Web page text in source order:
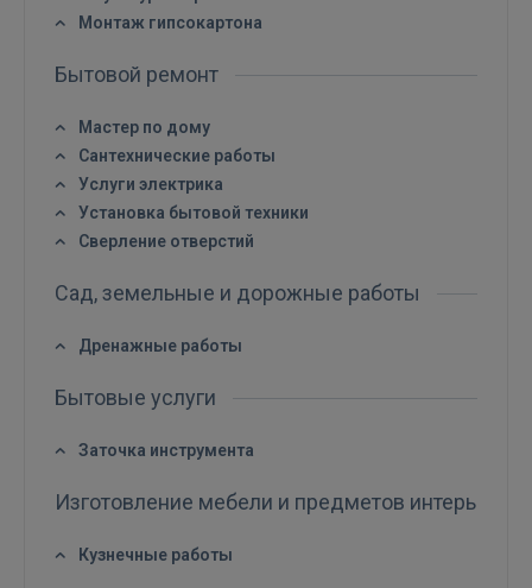
Забыли пароль?
 Sign in with Apple
Ещё не зарегистрированы?
РЕГИСТРАЦИЯ
Монтаж гипсокартона
Бытовой ремонт
Мастер по дому
Сантехнические работы
Услуги электрика
Установка бытовой техники
Сверление отверстий
Сад, земельные и дорожные работы
Дренажные работы
Бытовые услуги
Заточка инструмента
Изготовление мебели и предметов интерьера
Кузнечные работы